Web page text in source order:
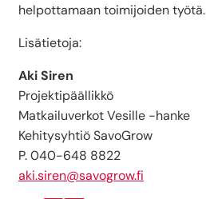
helpottamaan toimijoiden työtä.
Lisätietoja:
Aki Siren
Projektipäällikkö
Matkailuverkot Vesille -hanke
Kehitysyhtiö SavoGrow
P. 040-648 8822
aki.siren@savogrow.fi